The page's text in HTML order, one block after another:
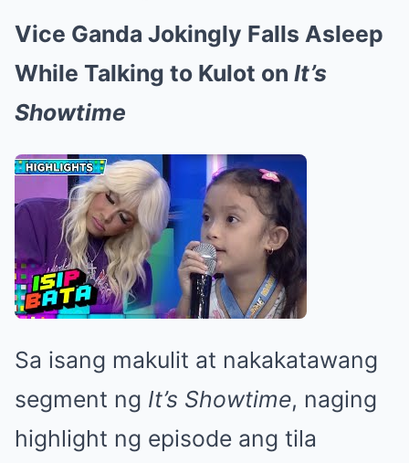
Vice Ganda Jokingly Falls Asleep
While Talking to Kulot on It’s
Showtime
Sa isang makulit at nakakatawang
segment ng It’s Showtime, naging
highlight ng episode ang tila